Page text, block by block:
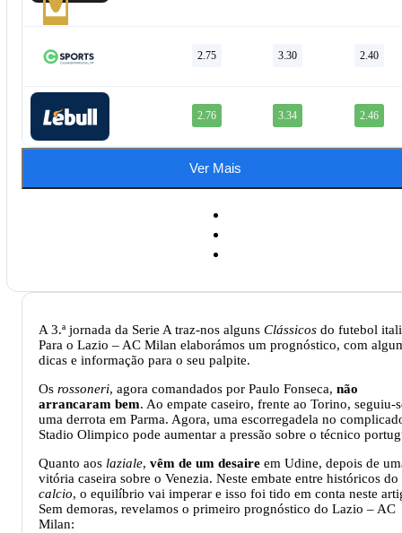
2.75 3.30 2.40
2.76 3.34 2.46
Ver Mais
A 3.ª jornada da Serie A traz-nos alguns Clássicos do futebol
Para o Lazio – AC Milan elaborámos um prognóstico, com
dicas e informação para o seu palpite.
Os rossoneri, agora comandados por Paulo Fonseca, não
arrancaram bem. Ao empate caseiro, frente ao Torino, seguiu-
uma derrota em Parma. Agora, uma escorregadela no
Stadio Olimpico pode aumentar a pressão sobre o técnico
Quanto aos laziale, vêm de um desaire em Udine, depois de
vitória caseira sobre o Venezia. Neste embate entre históricos do
calcio, o equilíbrio vai imperar e isso foi tido em conta neste
Sem demoras, revelamos o primeiro prognóstico do Lazio – AC
Milan: